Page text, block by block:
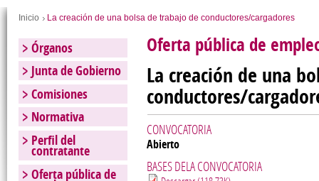
You are here
Inicio La creación de una bolsa de trabajo de conductores/cargadores
Oferta pública de
La creación de una
conductores/
CONVOCATORIA
Abierto
BASES DELA CONVOCATORIA
Órganos
Junta de Gobierno
Comisiones
Normativa
Perfil del
contratante
Oferta pública de